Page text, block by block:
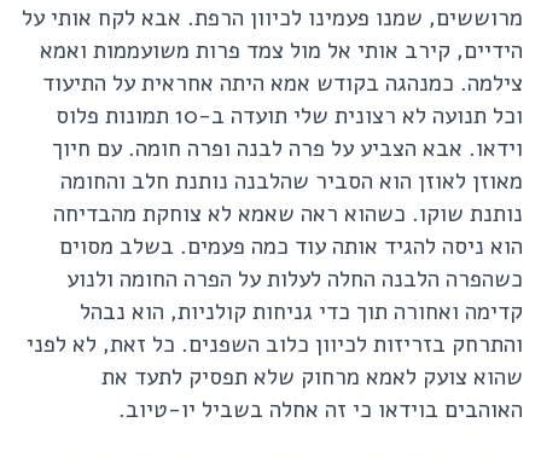
מרוששים, שמנו פעמינו לכיוון הרפת. אבא לקח אותי על
הידיים, קירב אותי אל מול צמד פרות משועממות ואמא
צילמה. כמנהגה בקודש אמא היתה אחראית על התיעוד
וכל תנועה לא רצונית שלי תועדה ב-10 תמונות פלוס
וידאו. אבא הצביע על פרה לבנה ופרה חומה. עם חיוך
מאוזן לאוזן הוא הסביר שהלבנה נותנת חלב והחומה
נותנת שוקו. כשהוא ראה שאמא לא צוחקת מהבדיחה
הוא ניסה להגיד אותה עוד כמה פעמים. בשלב מסוים
כשהפרה הלבנה החלה לעלות על הפרה החומה ולנוע
קדימה ואחורה תוך כדי גניחות קולניות, הוא נבהל
והתרחק בזריזות לכיוון כלוב השפנים. כל זאת, לא לפני
שהוא צועק לאמא מרחוק שלא תפסיק לתעד את
האוהבים בוידאו כי זה אחלה בשביל יו-טיוב.